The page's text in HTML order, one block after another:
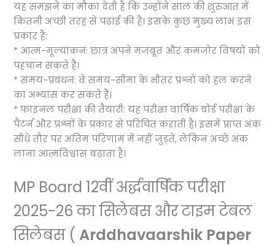
यह समझने का मौका देती है कि उन्होंने साल की शुरुआत में
कितनी अच्छी तरह से पढ़ाई की है। इसके कुछ मुख्य लाभ इस
प्रकार हैं:
* आत्म-मूल्यांकन: छात्र अपने मजबूत और कमजोर विषयों को
पहचान सकते हैं।
* समय-प्रबंधन: वे समय-सीमा के भीतर प्रश्नों को हल करने
का अभ्यास कर सकते हैं।
* फाइनल परीक्षा की तैयारी: यह परीक्षा वार्षिक बोर्ड परीक्षा के
पैटर्न और प्रश्नों के प्रकार से परिचित कराती है। इसमें प्राप्त अंक
सीधे तौर पर अंतिम परिणाम में नहीं जुड़ते, लेकिन अच्छे अंक
लाना आत्मविश्वास बढ़ाता है।
MP Board 12वीं अर्द्धवार्षिक परीक्षा
2025-26 का सिलेबस और टाइम टेबल
सिलेबस (Arddhavaarshik Paper